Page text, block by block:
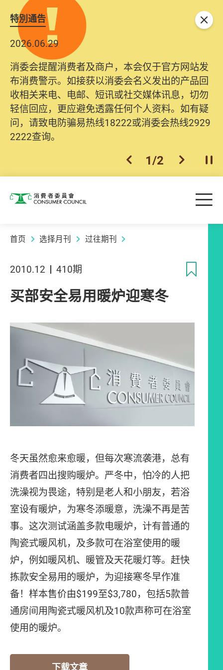
特別通告
2026.06.29
消委会提醒消费者及商户，本会仅于官方网站发
布消费警示。如接获以消委会名义发出的产品回
收相关来电、电邮、短讯或社交媒体讯息，切勿
轻信回应，更应避免透露任何个人资料。如有疑
问，请致电防骗易热线18222或消委会热线2929
2222查询。
上一个
1/2 下一个开
关闭
消费者委员会 目
首页 选择月刊 过往期刊
2010.12 410期
买部安全易用暖炉迎寒冬
冬天虽然愈来愈暖，但每次寒流袭港，总有
消费者四出搜购暖炉。严冬中，怕冷的人把
洗澡视为畏途，特别是老人和小朋友，若浴
室设有暖炉，为寒冬添暖意，洗澡不再是苦
事。这次测试涵盖多款电暖炉，计有普通的
陶瓷式暖风机，及多款可在浴室使用的暖
炉，例如暖风机、暖管及天花暖灯等。赶快
拣款安全易用的暖炉，为迎接寒冬早作准
备！样本售价由$199至$3,780，包括5款普
通房间用陶瓷式暖风机及10款声称可在浴室
使用的暖炉。
下载文章